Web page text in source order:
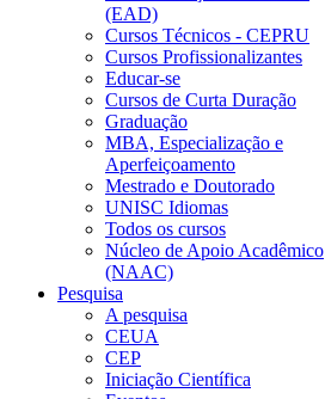
(EAD)
Cursos Técnicos - CEPRU
Cursos Profissionalizantes
Educar-se
Cursos de Curta Duração
Graduação
MBA, Especialização e
Aperfeiçoamento
Mestrado e Doutorado
UNISC Idiomas
Todos os cursos
Núcleo de Apoio Acadêmico
(NAAC)
Pesquisa
A pesquisa
CEUA
CEP
Iniciação Científica